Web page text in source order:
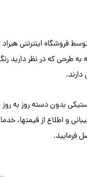
فروشگاه اینترنتی
به طرحی که در نظر دارید
دارند.
بدون دسته روز به
و اطلاع از قیمتها،
فرمایید.